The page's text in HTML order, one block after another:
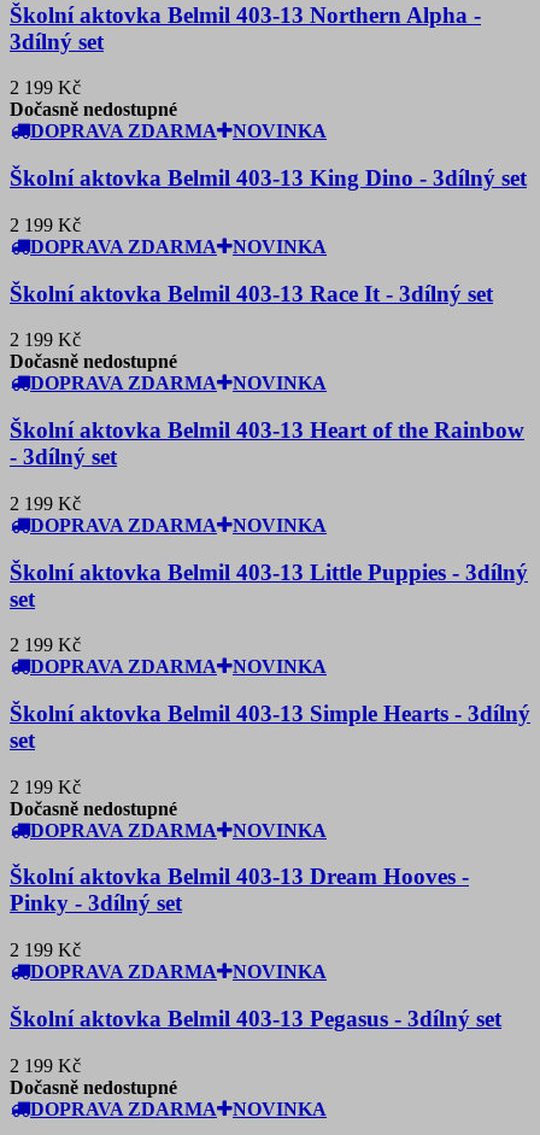
Školní aktovka Belmil 403-13 Northern Alpha -
3dílný set
2 199 Kč
Dočasně nedostupné
DOPRAVA ZDARMA
NOVINKA
Školní aktovka Belmil 403-13 King Dino - 3dílný set
2 199 Kč
DOPRAVA ZDARMA
NOVINKA
Školní aktovka Belmil 403-13 Race It - 3dílný set
2 199 Kč
Dočasně nedostupné
DOPRAVA ZDARMA
NOVINKA
Školní aktovka Belmil 403-13 Heart of the Rainbow
- 3dílný set
2 199 Kč
DOPRAVA ZDARMA
NOVINKA
Školní aktovka Belmil 403-13 Little Puppies - 3dílný
set
2 199 Kč
DOPRAVA ZDARMA
NOVINKA
Školní aktovka Belmil 403-13 Simple Hearts - 3dílný
set
2 199 Kč
Dočasně nedostupné
DOPRAVA ZDARMA
NOVINKA
Školní aktovka Belmil 403-13 Dream Hooves -
Pinky - 3dílný set
2 199 Kč
DOPRAVA ZDARMA
NOVINKA
Školní aktovka Belmil 403-13 Pegasus - 3dílný set
2 199 Kč
Dočasně nedostupné
DOPRAVA ZDARMA
NOVINKA